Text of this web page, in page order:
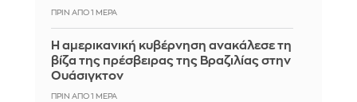
ΠΡΙΝ ΑΠΌ 1 ΜΈΡΑ
Η αμερικανική κυβέρνηση ανακάλεσε τη
βίζα της πρέσβειρας της Βραζιλίας στην
Ουάσιγκτον
ΠΡΙΝ ΑΠΌ 1 ΜΈΡΑ